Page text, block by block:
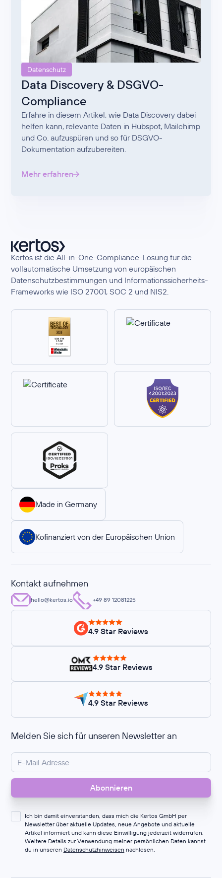
Datenschutz
Data Discovery & DSGVO-
Compliance
Erfahre in diesem Artikel, wie Data Discovery dabei
helfen kann, relevante Daten in Hubspot, Mailchimp
und Co. aufzuspüren und so für DSGVO-
Dokumentation aufzubereiten.
Mehr erfahren
Kertos ist die All-in-One-Compliance-Lösung für die
vollautomatische Umsetzung von europäischen
Datenschutzbestimmungen und Informationssicherheits-
Frameworks wie ISO 27001, SOC 2 und NIS2.
Made in Germany
Kofinanziert von der Europäischen Union
Kontakt aufnehmen
hello@kertos.io +49 89 12081225
4.9 Star Reviews
4.9 Star Reviews
4.9 Star Reviews
Melden Sie sich für unseren Newsletter an
Ich bin damit einverstanden, dass mich die Kertos GmbH per
Newsletter über aktuelle Updates, neue Angebote und aktuelle
Artikel informiert und kann diese Einwilligung jederzeit widerrufen.
Weitere Details zur Verwendung meiner persönlichen Daten kannst
du in unseren Datenschutzhinweisen nachlesen.